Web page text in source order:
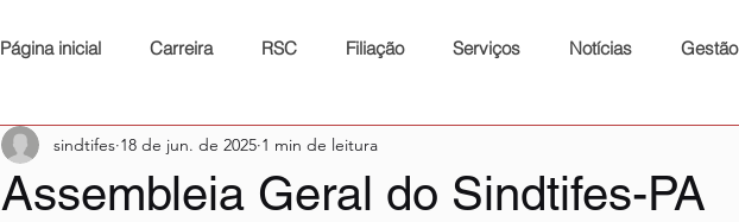
Página inicial Carreira RSC Filiação Serviços Notícias Gestão
Assembleia Geral do Sindtifes-PA
sindtifes 18 de jun. de 2025 1 min de leitura